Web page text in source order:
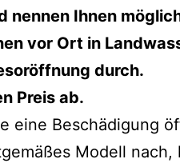
nennen Ihnen
vor Ort in
durch.
Preis ab.
eine Beschädigung
Modell